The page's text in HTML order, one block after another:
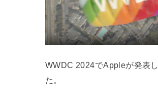
WWDC 2024でAppleが発表
た。